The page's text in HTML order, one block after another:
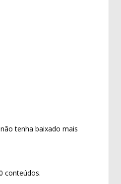
tenha baixado mais
conteúdos.